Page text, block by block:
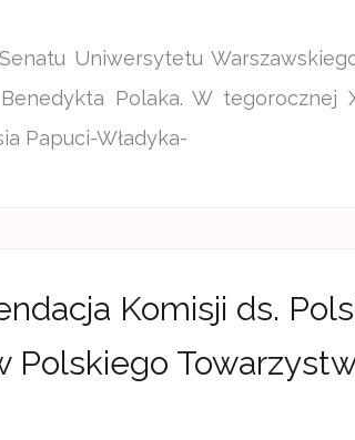
Uniwersytetu
Polaka. W tegorocznej
Papuci-Władyka-
Komisji ds.
Polskiego